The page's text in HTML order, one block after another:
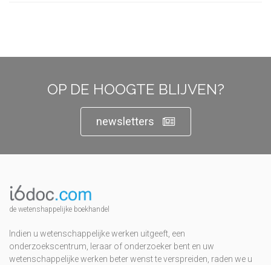
OP DE HOOGTE BLIJVEN?
newsletters
de wetenshappelijke boekhandel
Indien u wetenschappelijke werken uitgeeft, een
onderzoekscentrum, leraar of onderzoeker bent en uw
wetenschappelijke werken beter wenst te verspreiden, raden we u